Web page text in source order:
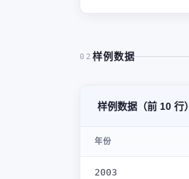
02 样例数据
样例数据（前 10 行）
年份
2003